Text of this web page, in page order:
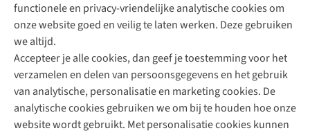
functionele en privacy-vriendelijke analytische cookies om
onze website goed en veilig te laten werken. Deze gebruiken
we altijd.
Accepteer je alle cookies, dan geef je toestemming voor het
verzamelen en delen van persoonsgegevens en het gebruik
van analytische, personalisatie en marketing cookies. De
analytische cookies gebruiken we om bij te houden hoe onze
website wordt gebruikt. Met personalisatie cookies kunnen
Direct advies van een Buitenexpert
+31 (0)85 888 50 88
+31 6 12 28 49 80
Contactformulier